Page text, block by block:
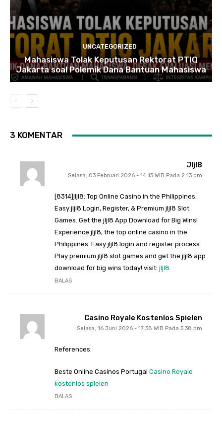
UNCATEGORIZED
Mahasiswa Tolak Keputusan Rektorat PTIQ
Jakarta soal Polemik Dana Bantuan Mahasiswa
3 KOMENTAR
Jljl8
Selasa, 03 Februari 2026 - 14:13 WIB Pada 2:13 pm
[8314]jljl8: Top Online Casino in the Philippines.
Easy jljl8 Login, Register, & Premium jljl8 Slot
Games. Get the jljl8 App Download for Big Wins!
Experience jljl8, the top online casino in the
Philippines. Easy jljl8 login and register process.
Play premium jljl8 slot games and get the jljl8 app
download for big wins today! visit: jljl8
BALAS
Casino Royale Kostenlos Spielen
Selasa, 16 Juni 2026 - 17:38 WIB Pada 5:38 pm
References:
Beste Online Casinos Portugal Casino Royale
kostenlos spielen
BALAS